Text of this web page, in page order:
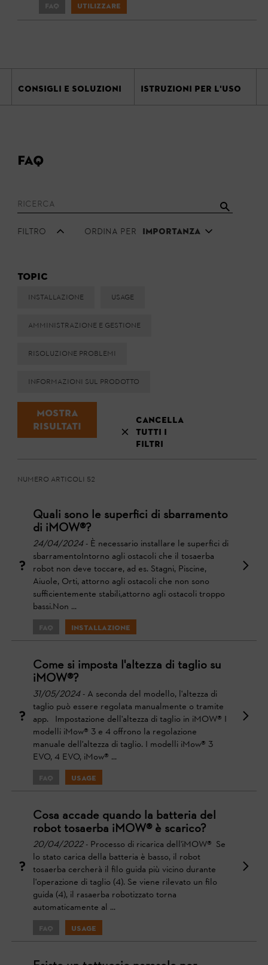
FAQ Utilizzare
CONSIGLI E SOLUZIONI ISTRUZIONI PER L'USO
FAQ
Filtro Ordina per Importanza
Topic
Installazione Usage
Amministrazione e gestione
Risoluzione problemi
Informazioni sul prodotto
Mostra
risultati
Cancella
tutti i
filtri
Numero articoli 52
Quali sono le superfici di sbarramento
di iMOW®?
24/04/2024- È necessario installare le superfici di
sbarramentoIntorno agli ostacoli che il tosaerba
robot non deve toccare, ad es. Stagni, Piscine,
Aiuole, Orti, attorno agli ostacoli che non sono
sufficientemente stabili,attorno agli ostacoli troppo
bassi.Non ...
FAQ Installazione
Come si imposta l'altezza di taglio su
iMOW®?
31/05/2024- A seconda del modello, l'altezza di
taglio può essere regolata manualmente o tramite
app. Impostazione dell'altezza di taglio in iMOW® I
modelli iMow® 3 e 4 offrono la regolazione
manuale dell'altezza di taglio. I modelli iMow® 3
EVO, 4 EVO, iMow® ...
FAQ Usage
Cosa accade quando la batteria del
robot tosaerba iMOW® è scarico?
20/04/2022- Processo di ricarica dell'iMOW® Se
lo stato carica della batteria è basso, il robot
tosaerba cercherà il filo guida più vicino durante
l'operazione di taglio (4). Se viene rilevato un filo
guida (4), il rasaerba robotizzato torna
automaticamente al ...
FAQ Usage